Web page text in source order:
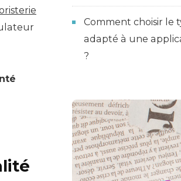
Comment choisir le
adapté à une
?